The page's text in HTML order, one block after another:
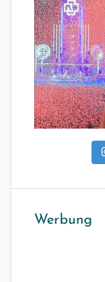
Werbung